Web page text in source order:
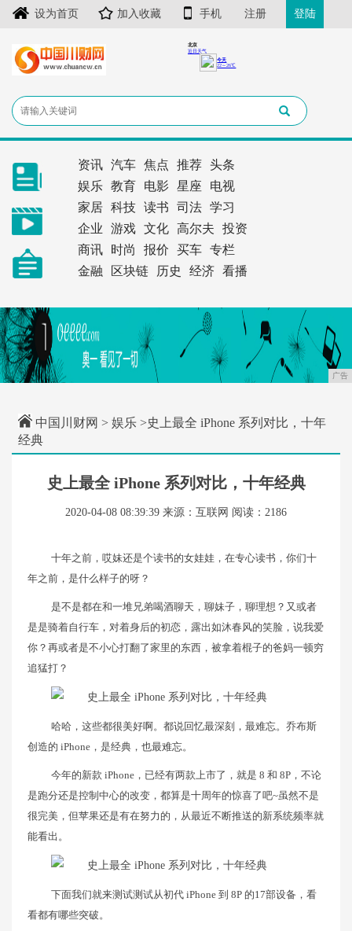
设为首页 加入收藏 手机 注册 登陆
资讯 汽车 焦点 推荐
头条
娱乐
教育 电影 星座
电视
家居
科技 读书 司法
学习
企业
游戏 文化 高尔夫
投资
商讯
时尚 报价 买车
专栏
金融
区块链 历史 经济 看播
广告
中国川财网 > 娱乐 >史上最全 iPhone 系列对比，十年
经典
史上最全 iPhone 系列对比，十年经典
2020-04-08 08:39:39 来源：互联网 阅读：2186
十年之前，哎妹还是个读书的女娃娃，在专心读书，你们十
年之前，是什么样子的呀？
是不是都在和一堆兄弟喝酒聊天，聊妹子，聊理想？又或者
是是骑着自行车，对着身后的初恋，露出如沐春风的笑脸，说我爱
你？再或者是不小心打翻了家里的东西，被拿着棍子的爸妈一顿穷
追猛打？
哈哈，这些都很美好啊。都说回忆最深刻，最难忘。乔布斯
创造的 iPhone，是经典，也最难忘。
今年的新款 iPhone，已经有两款上市了，就是 8 和 8P，不论
是跑分还是控制中心的改变，都算是十周年的惊喜了吧~虽然不是
很完美，但苹果还是有在努力的，从最近不断推送的新系统频率就
能看出。
下面我们就来测试测试从初代 iPhone 到 8P 的17部设备，看
看都有哪些突破。